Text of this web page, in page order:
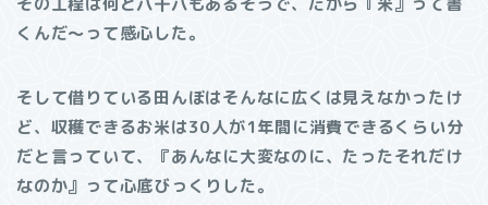
くんだ〜って感心した。
そして借りている田んぼはそんなに広くは見えなかったけ
ど、収穫できるお米は30人が1年間に消費できるくらい分
だと言っていて、『あんなに大変なのに、たったそれだけ
なのか』って心底びっくりした。